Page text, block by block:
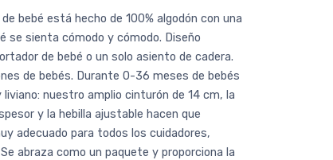
bebé está hecho de 100% algodón con una
se sienta cómodo y cómodo. Diseño
de bebé o un solo asiento de cadera.
de bebés. Durante 0-36 meses de bebés
nuestro amplio cinturón de 14 cm, la
y la hebilla ajustable hacen que
adecuado para todos los cuidadores,
abraza como un paquete y proporciona la